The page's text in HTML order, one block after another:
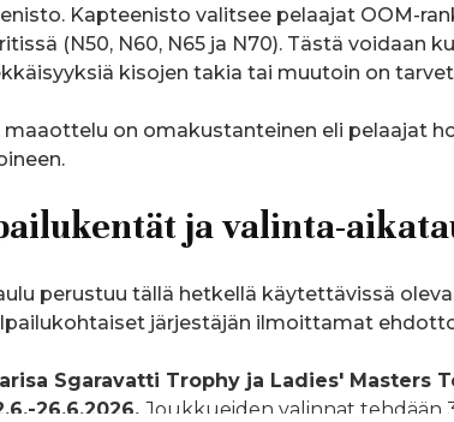
Kapteenisto valitsee pelaajat OOM-
(N50, N60, N65 ja N70). Tästä voidaan
kisojen takia tai muutoin on
maaottelu on omakustanteinen eli pelaajat
ja valinta-
perustuu tällä hetkellä käytettävissä
järjestäjän ilmoittamat
Sgaravatti Trophy ja Ladies' Masters
26.6.2026. Joukkueiden valinnat tehdään